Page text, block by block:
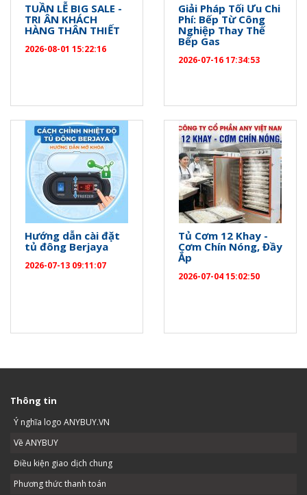
TUẦN LỄ BIG SALE -
TRI ÂN KHÁCH
HÀNG THÂN THIẾT
2026-08-01 15:22:16
Giải Pháp Tối Ưu Chi
Phí: Bếp Từ Công
Nghiệp Thay Thế
Bếp Gas
2026-07-16 17:34:53
Hướng dẫn cài đặt
tủ đông Berjaya
2026-07-13 09:11:07
Tủ Cơm 12 Khay -
Cơm Chín Nóng, Đầy
Ắp
2026-07-04 15:02:50
Thông tin
Ý nghĩa logo ANYBUY.VN
Về ANYBUY
Điều kiện giao dịch chung
Phương thức thanh toán